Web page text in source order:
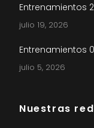
Entrenamientos
julio 19, 2026
Entrenamientos
julio 5, 2026
Nuestras